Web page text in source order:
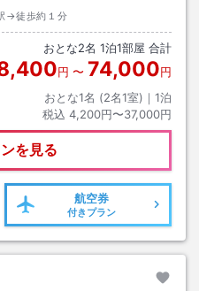
→徒歩約１分
おとな2名 1泊1部屋 合計
円 〜 74,000円
おとな1名 (2名1室)｜ 1泊
税込 4,200円〜37,000円
を見る
航空券
付きプラン